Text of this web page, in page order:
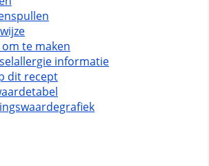
te maken
informatie
dit recept